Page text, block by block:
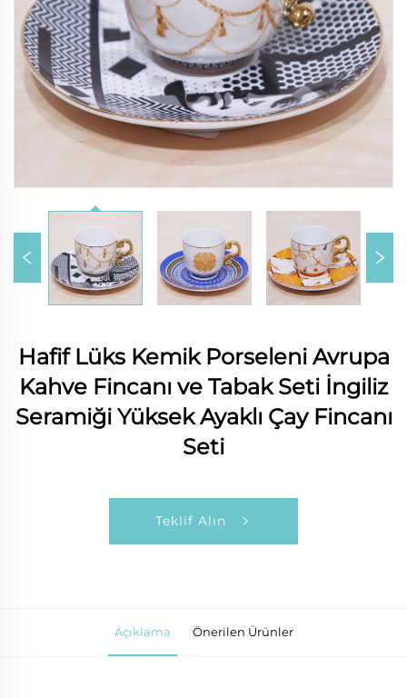
Hafif Lüks Kemik Porseleni Avrupa
Kahve Fincanı ve Tabak Seti İngiliz
Seramiği Yüksek Ayaklı Çay Fincanı
Seti
Teklif Alın
Açıklama Önerilen Ürünler